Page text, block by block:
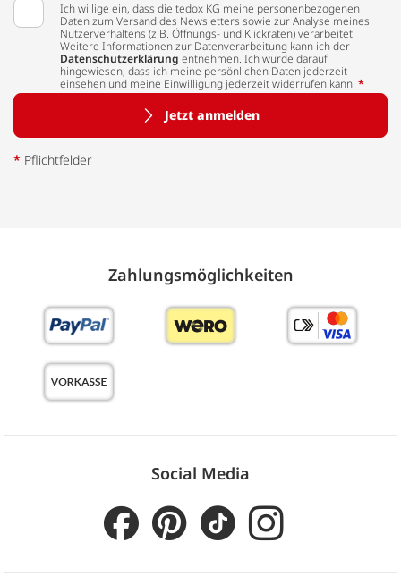
Ich willige ein, dass die tedox KG meine personenbezogenen
Daten zum Versand des Newsletters sowie zur Analyse meines
Nutzerverhaltens (z.B. Öffnungs- und Klickraten) verarbeitet.
Weitere Informationen zur Datenverarbeitung kann ich der
Datenschutzerklärung entnehmen. Ich wurde darauf
hingewiesen, dass ich meine persönlichen Daten jederzeit
einsehen und meine Einwilligung jederzeit widerrufen kann. *
Jetzt anmelden
* Pflichtfelder
Zahlungs­möglich­keiten
Social Media